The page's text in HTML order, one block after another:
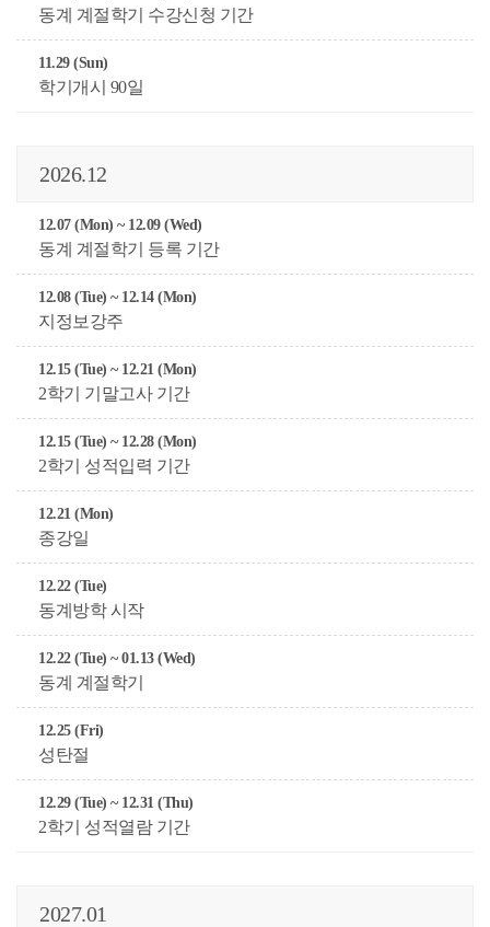
동계 계절학기 수강신청 기간
11.29 (Sun)
학기개시 90일
2026.12
12.07 (Mon) ~ 12.09 (Wed)
동계 계절학기 등록 기간
12.08 (Tue) ~ 12.14 (Mon)
지정보강주
12.15 (Tue) ~ 12.21 (Mon)
2학기 기말고사 기간
12.15 (Tue) ~ 12.28 (Mon)
2학기 성적입력 기간
12.21 (Mon)
종강일
12.22 (Tue)
동계방학 시작
12.22 (Tue) ~ 01.13 (Wed)
동계 계절학기
12.25 (Fri)
성탄절
12.29 (Tue) ~ 12.31 (Thu)
2학기 성적열람 기간
2027.01